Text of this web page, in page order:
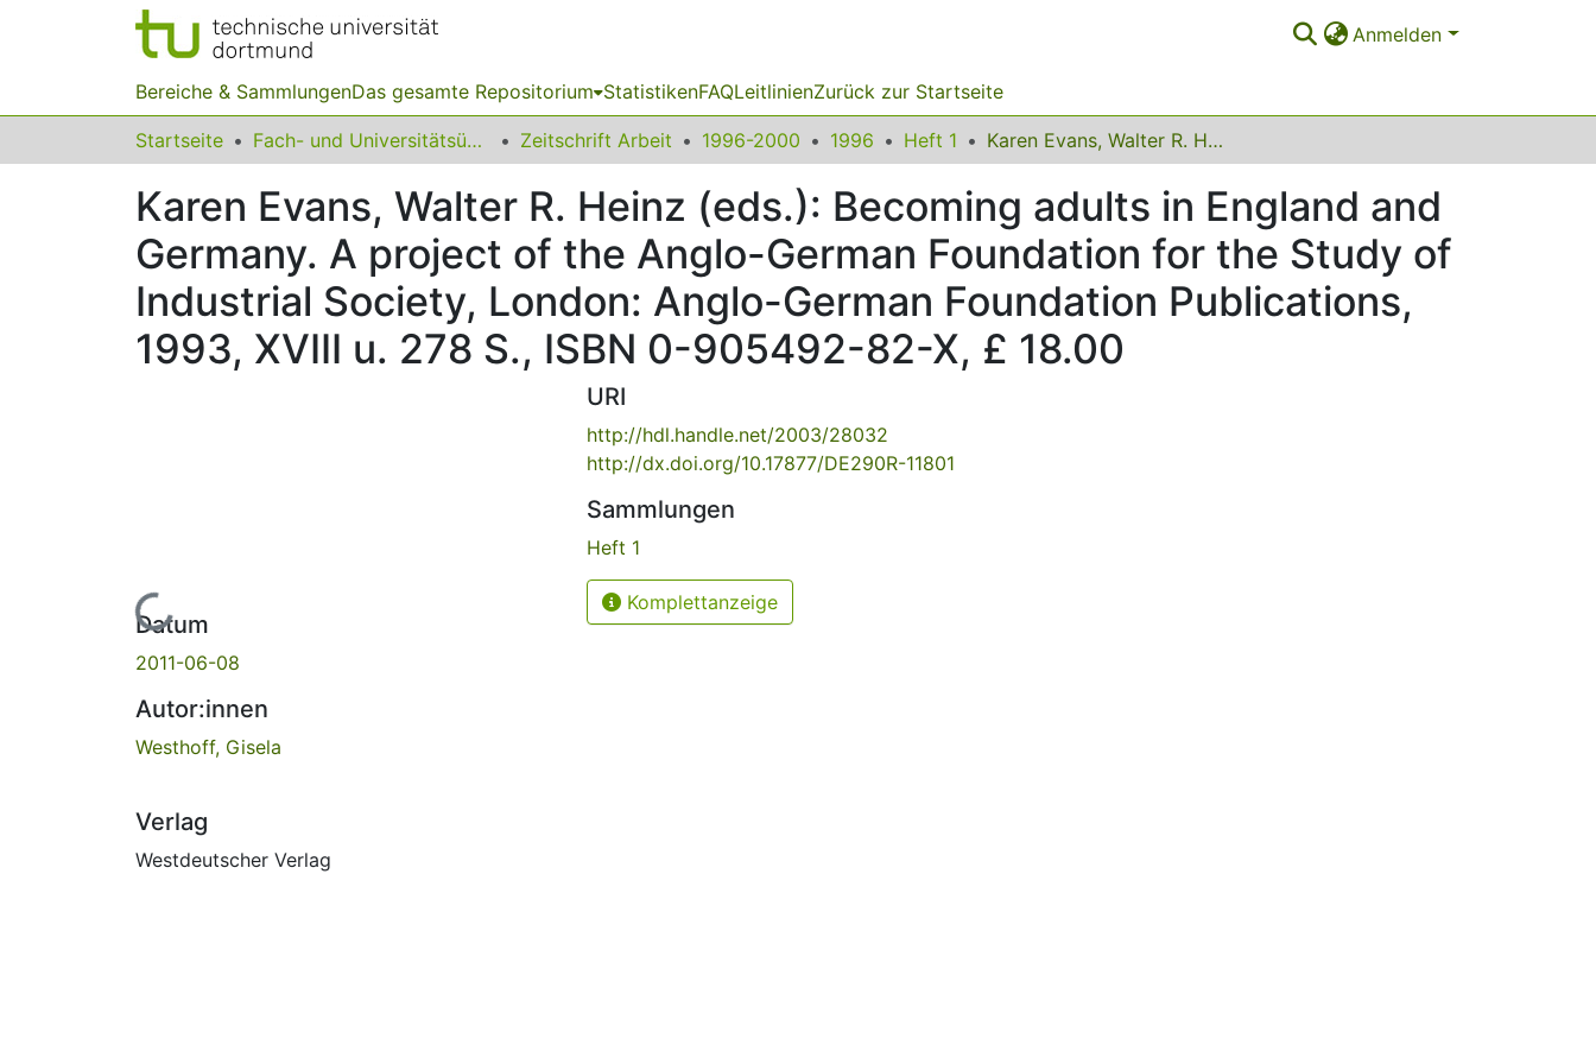
Anmelden
Bereiche & SammlungenDas gesamte Repositorium StatistikenFAQLeitlinienZurück zur Startseite
Startseite Fach- und Universitätsübergreifendes Zeitschrift Arbeit 1996-2000 1996 Heft 1 Karen Evans, Walter R. Heinz (eds.): Becoming adults in England and Germany. A project of the Anglo-German Foundation for the Study of Industrial Society, London: Anglo-German Foundation Publications, 1993, XVIII u. 278 S., ISBN 0-905492-82-X, £ 18.00
Karen Evans, Walter R. Heinz (eds.): Becoming adults in England and
Germany. A project of the Anglo-German Foundation for the Study of
Industrial Society, London: Anglo-German Foundation Publications,
1993, XVIII u. 278 S., ISBN 0-905492-82-X, £ 18.00
Lade...
Datum
2011-06-08
Autor:innen
Westhoff, Gisela
Verlag
Westdeutscher Verlag
URI
http://hdl.handle.net/2003/28032
http://dx.doi.org/10.17877/DE290R-11801
Sammlungen
Heft 1
Komplettanzeige